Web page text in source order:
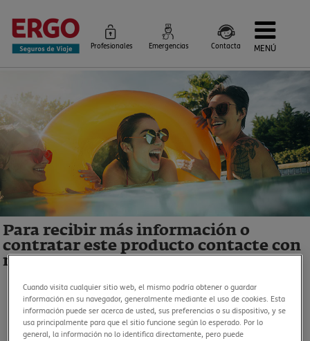
Profesionales Emergencias Contacta MENÚ
Seguros por destino
Más Seguros
Blog
Siniestros e Instrucciones
Información Corporativa
Servicios
Para recibir más información o
contratar este producto contacte con
nosotros
91 344 17 37
se.ejaivedsoruges-ogre@laicremoc.otpd
Cuando visita cualquier sitio web, el mismo podría obtener o guardar
información en su navegador, generalmente mediante el uso de cookies. Esta
información puede ser acerca de usted, sus preferencias o su dispositivo, y se
usa principalmente para que el sitio funcione según lo esperado. Por lo
general, la información no lo identifica directamente, pero puede